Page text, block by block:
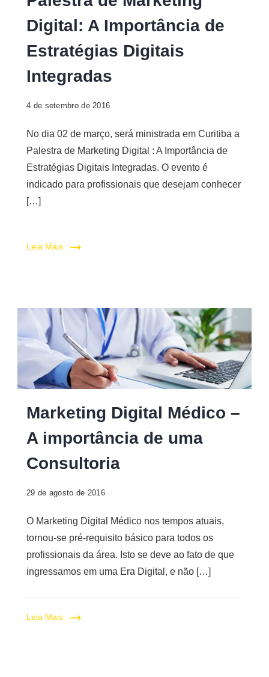
Digital: A Importância de
Estratégias Digitais
Integradas
4 de setembro de 2016
No dia 02 de março, será ministrada em Curitiba a
Palestra de Marketing Digital : A Importância de
Estratégias Digitais Integradas. O evento é
indicado para profissionais que desejam conhecer
[…]
Leia Mais
Marketing Digital Médico –
A importância de uma
Consultoria
29 de agosto de 2016
O Marketing Digital Médico nos tempos atuais,
tornou-se pré-requisito básico para todos os
profissionais da área. Isto se deve ao fato de que
ingressamos em uma Era Digital, e não […]
Leia Mais